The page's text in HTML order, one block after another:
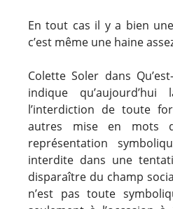
En tout cas il y a bien
c’est même une haine
Colette Soler dans
indique
l’interdiction de toute
autres mise en mots
représentation
interdite dans une
disparaître du champ
n’est pas toute